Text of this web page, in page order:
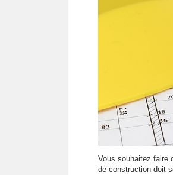
Vous souhaitez faire
de construction doit